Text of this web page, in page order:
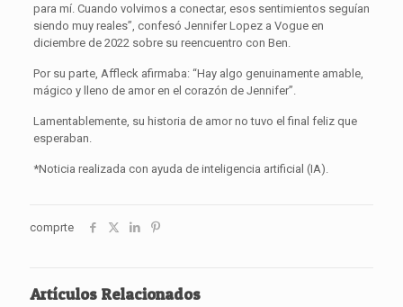
para mí. Cuando volvimos a conectar, esos sentimientos seguían
siendo muy reales”, confesó Jennifer Lopez a Vogue en
diciembre de 2022 sobre su reencuentro con Ben.
Por su parte, Affleck afirmaba: “Hay algo genuinamente amable,
mágico y lleno de amor en el corazón de Jennifer”.
Lamentablemente, su historia de amor no tuvo el final feliz que
esperaban.
*Noticia realizada con ayuda de inteligencia artificial (IA).
comprte
Artículos Relacionados